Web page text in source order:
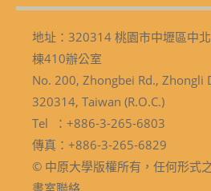
地址：320314 桃園市中壢區中
棟410辦公室
No. 200, Zhongbei Rd., Zhongli
320314, Taiwan (R.O.C.)
Tel ：+886-3-265-6803
傳真：+886-3-265-6829
© 中原大學版權所有，任何形式
書室聯絡